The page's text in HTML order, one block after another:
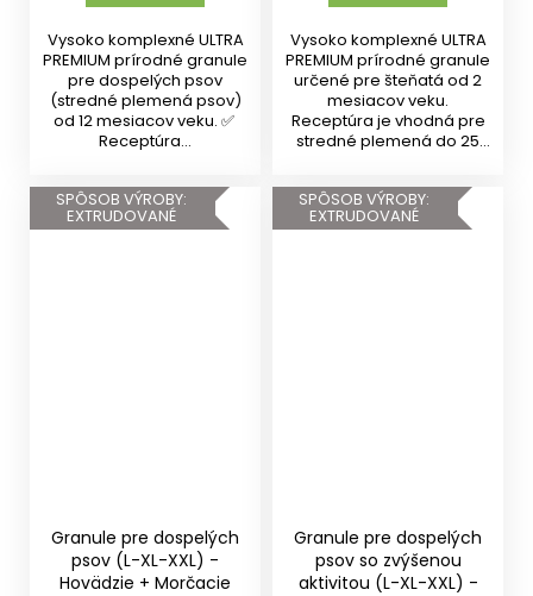
Vysoko komplexné ULTRA
PREMIUM prírodné granule
pre dospelých psov
(stredné plemená psov)
od 12 mesiacov veku. ✅
Receptúra...
Vysoko komplexné ULTRA
PREMIUM prírodné granule
určené pre šteňatá od 2
mesiacov veku.
Receptúra je vhodná pre
stredné plemená do 25
SPÔSOB VÝROBY:
EXTRUDOVANÉ
Granule pre dospelých
psov (L-XL-XXL) -
Hovädzie + Morčacie
SPÔSOB VÝROBY:
EXTRUDOVANÉ
Granule pre dospelých
psov so zvýšenou
aktivitou (L-XL-XXL) -